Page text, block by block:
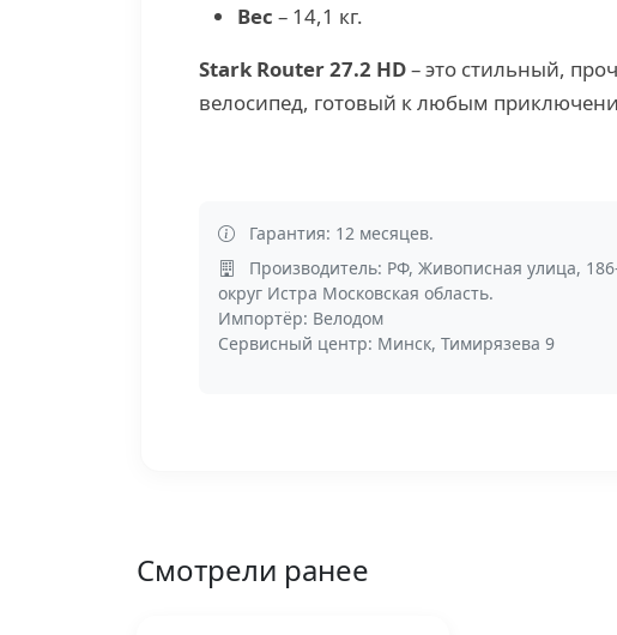
Вес – 14,1 кг.
Stark Router 27.2 HD– это стильный,
велосипед, готовый к любым
Гарантия: 12 месяцев.
Производитель: РФ, Живописная улица,
округ Истра Московская область.
Импортёр: Велодом
Сервисный центр: Минск, Тимирязева 9
Смотрели ранее